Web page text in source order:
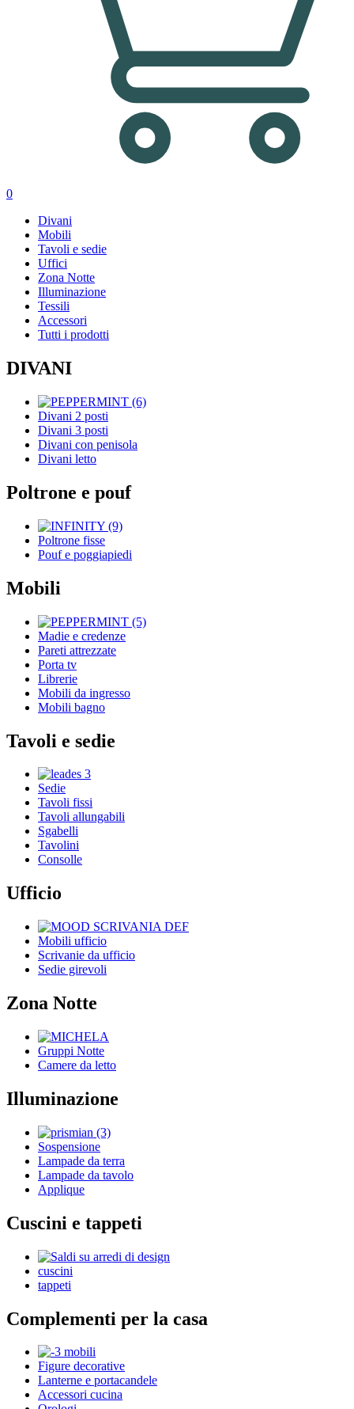
0
Divani
Mobili
Tavoli e sedie
Uffici
Zona Notte
Illuminazione
Tessili
Accessori
Tutti i prodotti
DIVANI
Divani 2 posti
Divani 3 posti
Divani con penisola
Divani letto
Poltrone e pouf
Poltrone fisse
Pouf e poggiapiedi
Mobili
Madie e credenze
Pareti attrezzate
Porta tv
Librerie
Mobili da ingresso
Mobili bagno
Tavoli e sedie
Sedie
Tavoli fissi
Tavoli allungabili
Sgabelli
Tavolini
Consolle
Ufficio
Mobili ufficio
Scrivanie da ufficio
Sedie girevoli
Zona Notte
Gruppi Notte
Camere da letto
Illuminazione
Sospensione
Lampade da terra
Lampade da tavolo
Applique
Cuscini e tappeti
cuscini
tappeti
Complementi per la casa
Figure decorative
Lanterne e portacandele
Accessori cucina